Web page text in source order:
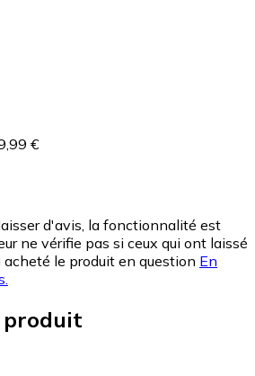
€
d'avis, la fonctionnalité est
ne vérifie pas si ceux qui ont laissé
le produit en question En